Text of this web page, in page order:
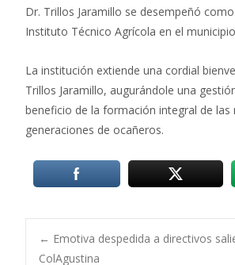
Dr. Trillos Jaramillo se desempeñó
Instituto Técnico Agrícola en el
La institución extiende una cordial
Trillos Jaramillo, augurándole una
beneficio de la formación integral de las
generaciones de ocañeros.
Post
← Emotiva despedida a directivos
ColAgustina